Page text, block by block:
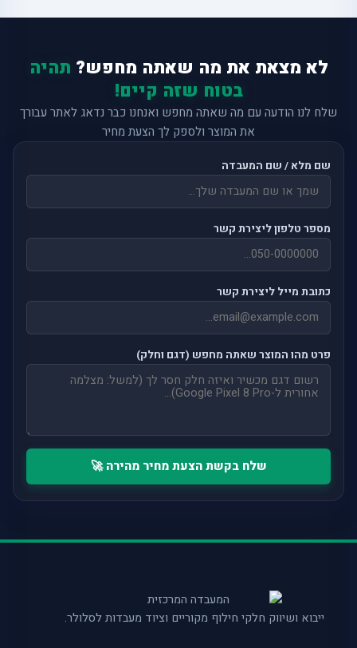
לא מצאת את מה שאתה מחפש? תהיה
בטוח שזה קיים!
שלח לנו הודעה עם מה שאתה מחפש ואנחנו כבר נדאג לאתר עבורך
את המוצר ולספק לך הצעת מחיר
שם מלא / שם המעבדה
מספר טלפון ליצירת קשר
כתובת מייל ליצירת קשר
פרט מהו המוצר שאתה מחפש (דגם וחלק)
שלח בקשת הצעת מחיר מהירה 🚀
ייבוא ושיווק חלקי חילוף מקוריים וציוד מעבדות לסלולר.